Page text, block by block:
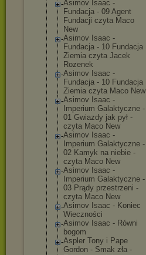
Asimov Isaac -
Fundacja - 09 Agent
Fundacji czyta Maco
New
Asimov Isaac -
Fundacja - 10 Fundacja i
Ziemia czyta Jacek
Rozenek
Asimov Isaac -
Fundacja - 10 Fundacja i
Ziemia czyta Maco New
Asimov Isaac -
Imperium Galaktyczne -
01 Gwiazdy jak pył -
czyta Maco New
Asimov Isaac -
Imperium Galaktyczne -
02 Kamyk na niebie -
czyta Maco New
Asimov Isaac -
Imperium Galaktyczne -
03 Prądy przestrzeni -
czyta Maco New
Asimov Isaac - Koniec
Wieczności
Asimov Isaac - Równi
bogom
Aspler Tony i Pape
Gordon - Smak zła -